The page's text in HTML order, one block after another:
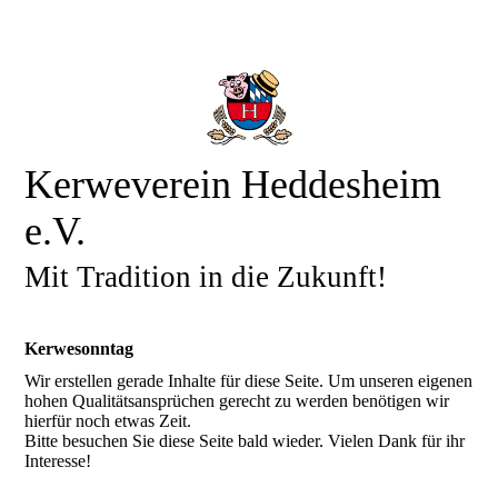
Kerweverein Heddesheim
e.V.
Mit Tradition in die Zukunft!
Kerwesonntag
Wir erstellen gerade Inhalte für diese Seite. Um unseren eigenen
hohen Qualitätsansprüchen gerecht zu werden benötigen wir
hierfür noch etwas Zeit.
Bitte besuchen Sie diese Seite bald wieder. Vielen Dank für ihr
Interesse!